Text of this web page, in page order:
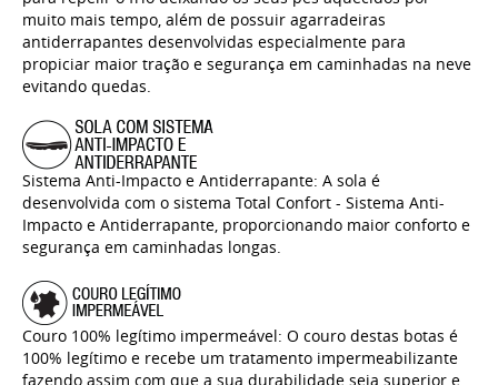
muito mais tempo, além de possuir agarradeiras
antiderrapantes desenvolvidas especialmente para
propiciar maior tração e segurança em caminhadas na neve
evitando quedas.
Sistema Anti-Impacto e Antiderrapante: A sola é
desenvolvida com o sistema Total Confort - Sistema Anti-
Impacto e Antiderrapante, proporcionando maior conforto e
segurança em caminhadas longas.
Couro 100% legítimo impermeável: O couro destas botas é
100% legítimo e recebe um tratamento impermeabilizante
fazendo assim com que a sua durabilidade seja superior e